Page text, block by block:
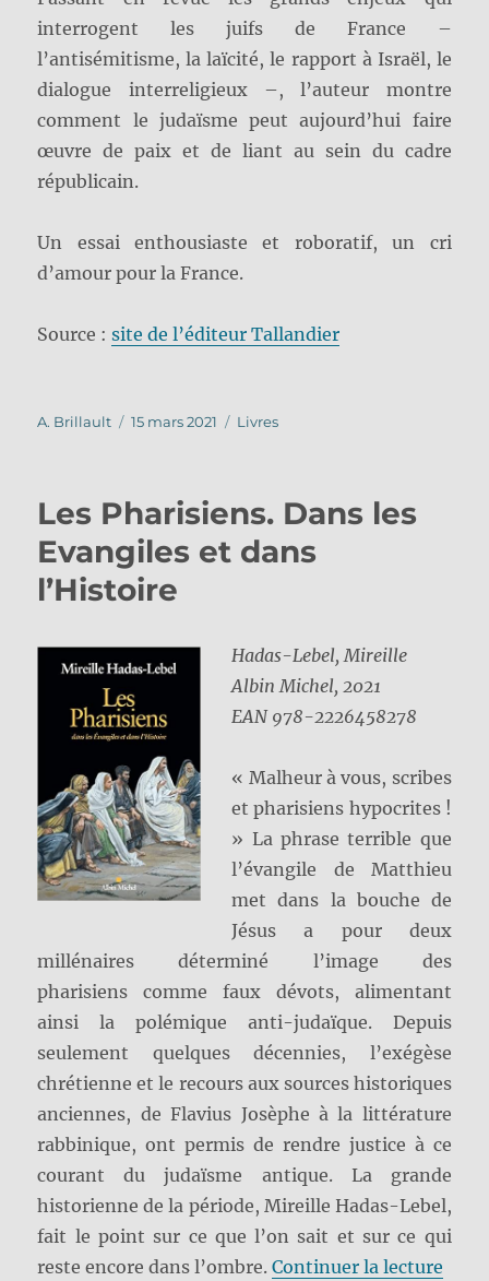
interrogent les juifs de France –
l’antisémitisme, la laïcité, le rapport à Israël, le
dialogue interreligieux –, l’auteur montre
comment le judaïsme peut aujourd’hui faire
œuvre de paix et de liant au sein du cadre
républicain.
Un essai enthousiaste et roboratif, un cri
d’amour pour la France.
Source :site de l’éditeur Tallandier
Auteur
A. Brillault
Publié
15 mars 2021 Catégories
Livres
Les Pharisiens. Dans les
Evangiles et dans
l’Histoire
Hadas-Lebel, Mireille
Albin Michel, 2021
EAN 978-2226458278
« Malheur à vous, scribes
et pharisiens hypocrites !
» La phrase terrible que
l’évangile de Matthieu
met dans la bouche de
Jésus a pour deux
millénaires déterminé l’image des
pharisiens comme faux dévots, alimentant
ainsi la polémique anti-judaïque. Depuis
seulement quelques décennies, l’exégèse
chrétienne et le recours aux sources historiques
anciennes, de Flavius Josèphe à la littérature
rabbinique, ont permis de rendre justice à ce
courant du judaïsme antique. La grande
historienne de la période, Mireille Hadas-Lebel,
fait le point sur ce que l’on sait et sur ce qui
reste encore dans l’ombre.Continuer la lecture